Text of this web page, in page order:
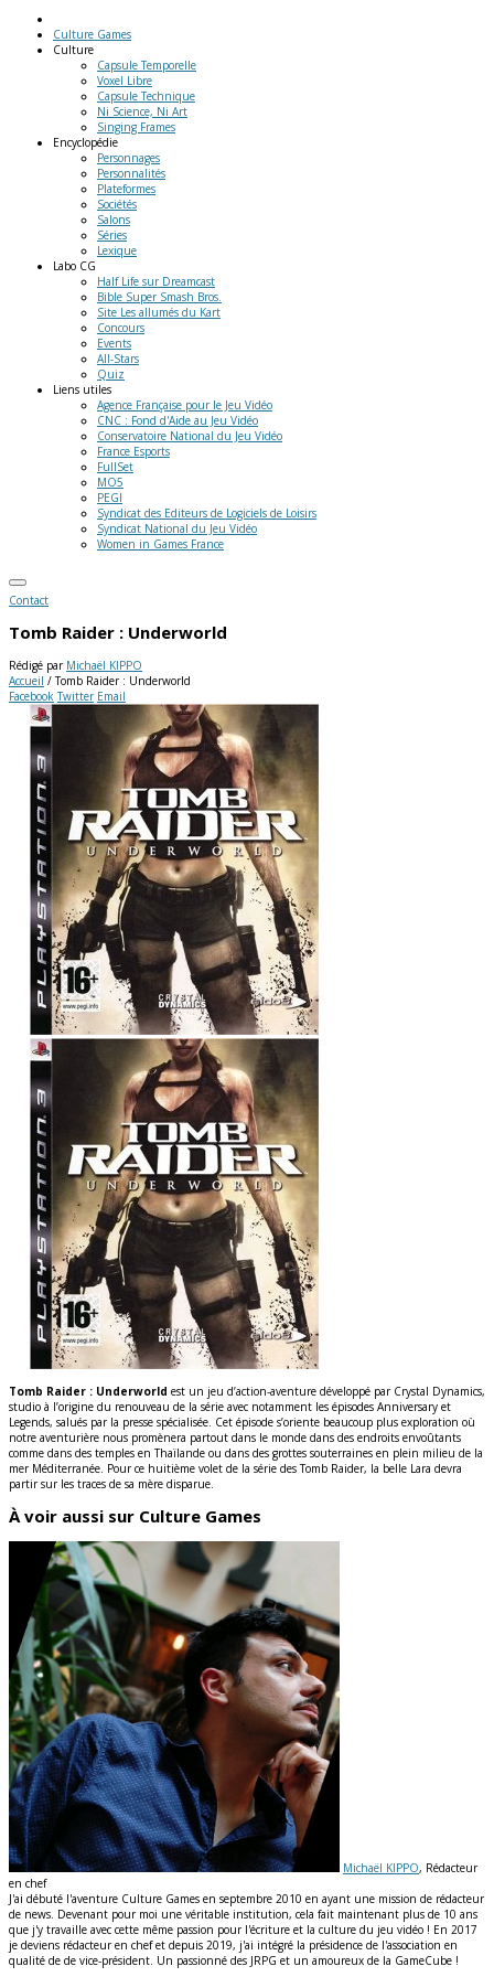
Culture Games
Culture
Capsule Temporelle
Voxel Libre
Capsule Technique
Ni Science, Ni Art
Singing Frames
Encyclopédie
Personnages
Personnalités
Plateformes
Sociétés
Salons
Séries
Lexique
Labo CG
Half Life sur Dreamcast
Bible Super Smash Bros.
Site Les allumés du Kart
Concours
Events
All-Stars
Quiz
Liens utiles
Agence Française pour le Jeu Vidéo
CNC : Fond d'Aide au Jeu Vidéo
Conservatoire National du Jeu Vidéo
France Esports
FullSet
MO5
PEGI
Syndicat des Editeurs de Logiciels de Loisirs
Syndicat National du Jeu Vidéo
Women in Games France
Contact
Tomb Raider : Underworld
Rédigé par Michaël KIPPO
Accueil / Tomb Raider : Underworld
Facebook Twitter Email
Tomb Raider : Underworld est un jeu d’action-aventure développé par Crystal Dynamics,
studio à l’origine du renouveau de la série avec notamment les épisodes Anniversary et
Legends, salués par la presse spécialisée. Cet épisode s’oriente beaucoup plus exploration où
notre aventurière nous promènera partout dans le monde dans des endroits envoûtants
comme dans des temples en Thaïlande ou dans des grottes souterraines en plein milieu de la
mer Méditerranée. Pour ce huitième volet de la série des Tomb Raider, la belle Lara devra
partir sur les traces de sa mère disparue.
À voir aussi sur Culture Games
Michaël KIPPO, Rédacteur
en chef
J'ai débuté l'aventure Culture Games en septembre 2010 en ayant une mission de rédacteur
de news. Devenant pour moi une véritable institution, cela fait maintenant plus de 10 ans
que j'y travaille avec cette même passion pour l'écriture et la culture du jeu vidéo ! En 2017
je deviens rédacteur en chef et depuis 2019, j'ai intégré la présidence de l'association en
qualité de de vice-président. Un passionné des JRPG et un amoureux de la GameCube !